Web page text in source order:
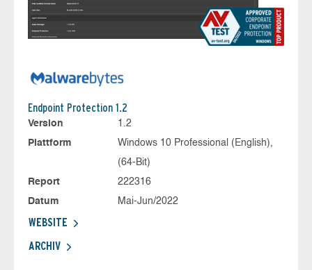
Endpoint Protection 1.2
Version
1.2
Plattform
Windows 10 Professional (English),
(64-Bit)
Report
222316
Datum
Mai-Jun/2022
WEBSITE
ARCHIV